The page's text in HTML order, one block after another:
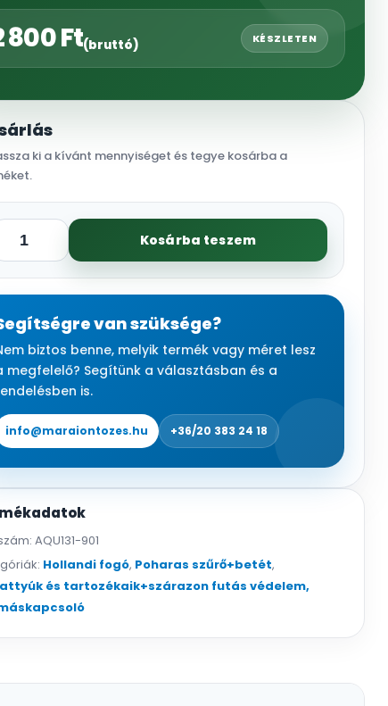
800Ft(bruttó) KÉSZLETEN
ki a kívánt mennyiséget és tegye kosárba a
Kosárba teszem
van szüksége?
biztos benne, melyik termék vagy méret lesz
megfelelő? Segítünk a választásban és a
is.
info@maraiontozes.hu +36/20 383 24 18
AQU131-901
Hollandi fogó, Poharas szűrő+betét,
és tartozékaik+szárazon futás védelem,